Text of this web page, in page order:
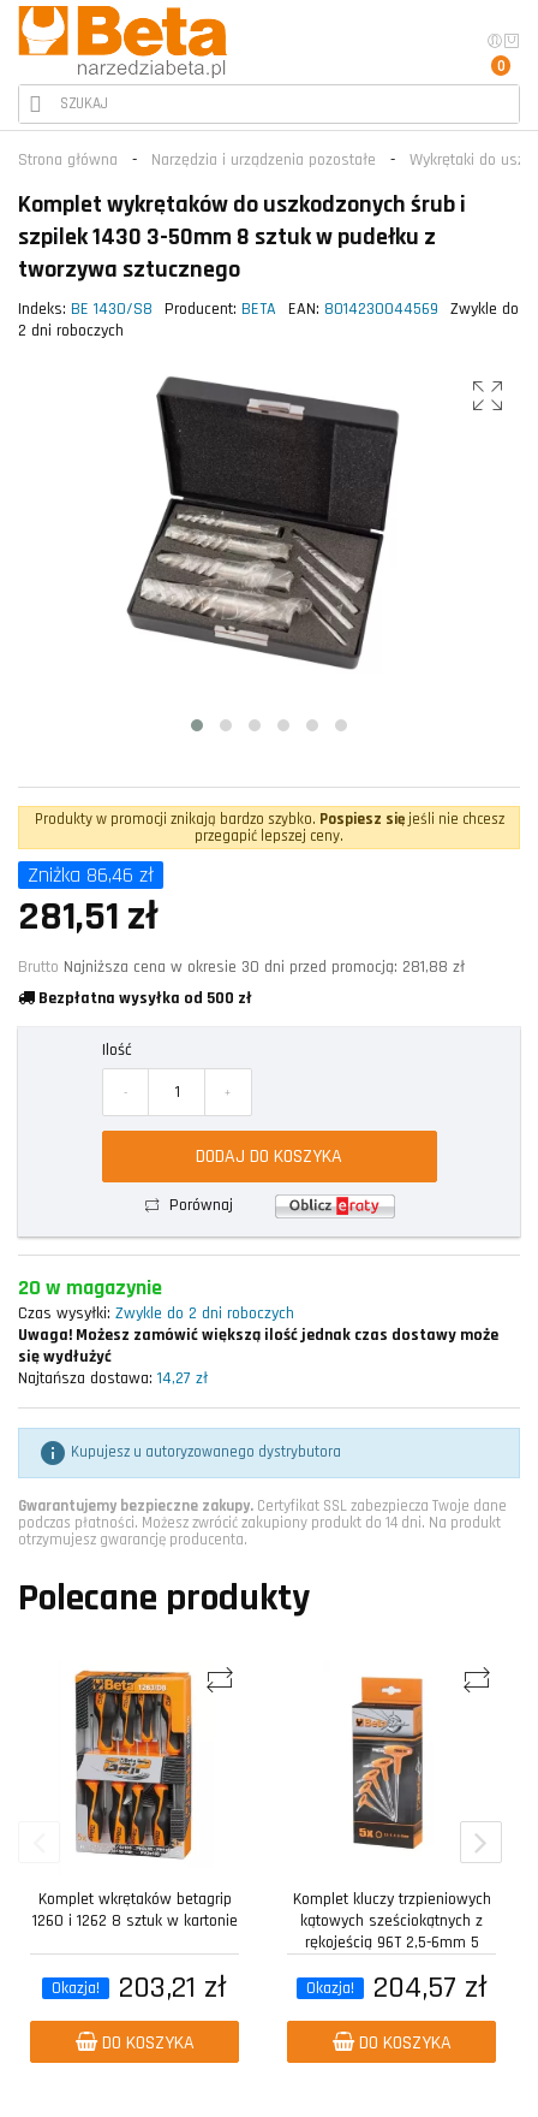
0
Strona główna Narzędzia i urządzenia pozostałe Wykrętaki do
Komplet wykrętaków do uszkodzonych śrub i
szpilek 1430 3-50mm 8 sztuk w pudełku z
tworzywa sztucznego
Indeks: BE 1430/S8 Producent: BETA EAN: 8014230044569
Zwykle do
2 dni roboczych
Produkty w promocji znikają bardzo szybko. Pospiesz sięjeśli nie chcesz
przegapić lepszej ceny.
Zniżka 86,46 zł
281,51 zł
Brutto Najniższa cena w okresie 30 dni przed promocją: 281,88 zł
Bezpłatna wysyłka od 500 zł
Ilość
- +
DODAJ DO KOSZYKA
Porównaj
20 w magazynie
Czas wysyłki: Zwykle do 2 dni roboczych
Uwaga! Możesz zamówić większą ilość jednak czas dostawy może
się wydłużyć
Najtańsza dostawa: 14,27 zł
 Kupujesz u autoryzowanego dystrybutora
Gwarantujemy bezpieczne zakupy. Certyfikat SSL zabezpiecza Twoje dane
podczas płatności. Możesz zwrócić zakupiony produkt do 14 dni. Na produkt
otrzymujesz gwarancję producenta.
Polecane produkty
Komplet wkrętaków betagrip
1260 i 1262 8 sztuk w kartonie
Okazja! 203,21 zł
DO KOSZYKA
Komplet kluczy trzpieniowych
kątowych sześciokątnych z
rękojeścią 96T 2,5-6mm 5
Okazja!
204,57 zł
DO KOSZYKA